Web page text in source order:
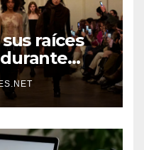
raíces
Week a
creativas